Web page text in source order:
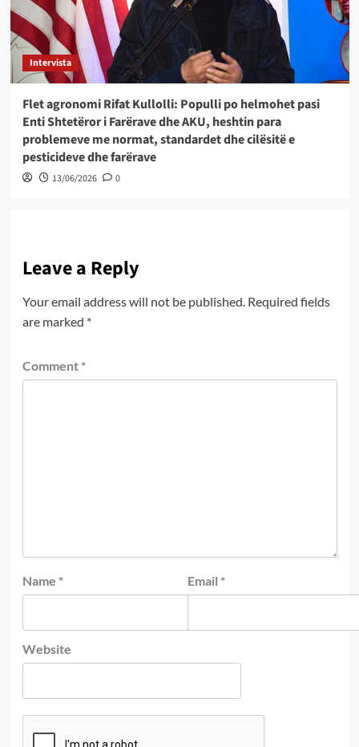
Intervista
Flet agronomi Rifat Kullolli: Populli po helmohet pasi
Enti Shtetëror i Farërave dhe AKU, heshtin para
problemeve me normat, standardet dhe cilësitë e
pesticideve dhe farërave
13/06/2026 0
Leave a Reply
Your email address will not be published. Required fields
are marked *
Comment *
Name * Email *
Website